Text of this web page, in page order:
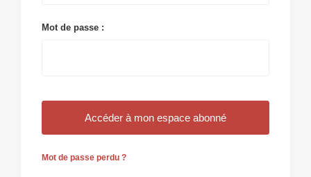
Mot de passe :
Mot de passe perdu ?